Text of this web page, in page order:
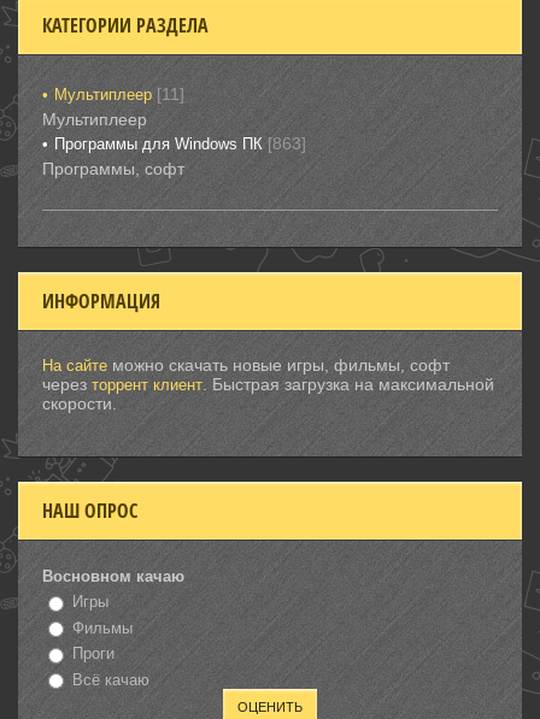
КАТЕГОРИИ РАЗДЕЛА
Мультиплеер [11]
Мультиплеер
Программы для Windows ПК [863]
Программы, софт
ИНФОРМАЦИЯ
На сайте можно скачать новые игры, фильмы, софт
через торрент клиент . Быстрая загрузка на максимальной
скорости.
НАШ ОПРОС
Восновном качаю
Игры
Фильмы
Проги
Всё качаю